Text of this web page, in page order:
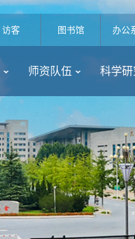
访客 图书馆 办公
师资队伍 科学研